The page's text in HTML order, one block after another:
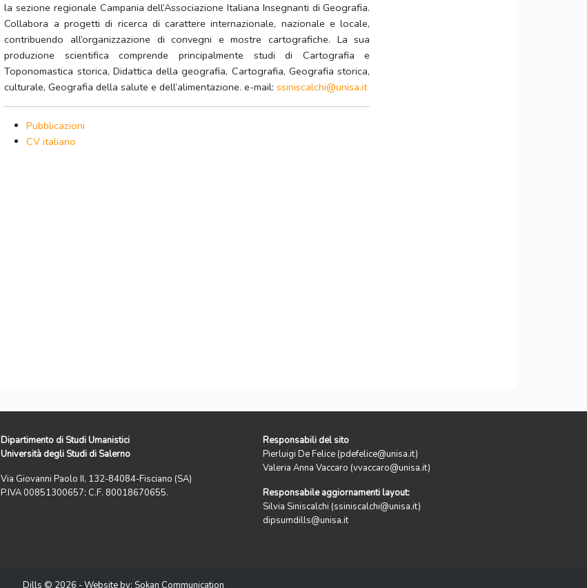
la sezione regionale Campania dell’Associazione Italiana Insegnanti di Geografia.
Collabora a progetti di ricerca di carattere internazionale, nazionale e locale,
contribuendo all’organizzazione di convegni e mostre cartografiche. La sua
produzione scientifica comprende principalmente studi di Cartografia e
Toponomastica storica, Didattica della geografia, Cartografia, Geografia storica,
culturale, Geografia della salute e dell’alimentazione. e-mail:ssiniscalchi@unisa.it
Pubblicazioni
CV italiano
Dipartimento di Studi Umanistici
Università degli Studi di Salerno
Via Giovanni Paolo II, 132-84084-Fisciano (SA)
P.IVA 00851300657; C.F. 80018670655.
Responsabili del sito
Pierluigi De Felice (pdefelice@unisa.it)
Valeria Anna Vaccaro (vvaccaro@unisa.it)
Responsabile aggiornamenti layout:
Silvia Siniscalchi (ssiniscalchi@unisa.it)
dipsumdills@unisa.it
Dills © 2026 - Website by: Sokan Communication